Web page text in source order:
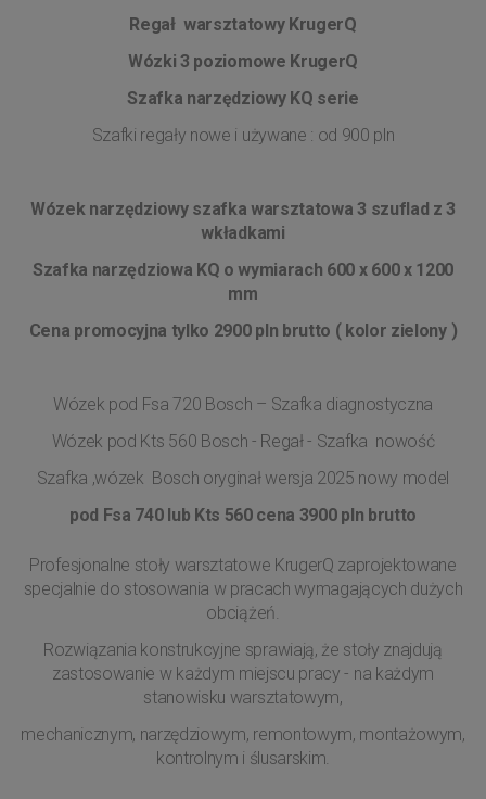
Regał warsztatowy KrugerQ
Wózki 3 poziomowe KrugerQ
Szafka narzędziowy KQ serie
Szafki regały nowe i używane : od 900 pln
Wózek narzędziowy szafka warsztatowa 3 szuflad z 3
wkładkami
Szafka narzędziowa KQ o wymiarach 600 x 600 x 1200
mm
Cena promocyjna tylko 2900 pln brutto ( kolor zielony )
Wózek pod Fsa 720 Bosch – Szafka diagnostyczna
Wózek pod Kts 560 Bosch - Regał - Szafka nowość
Szafka ,wózek Bosch oryginał wersja 2025 nowy model
pod Fsa 740 lub Kts 560 cena 3900 pln brutto
Profesjonalne stoły warsztatowe KrugerQ zaprojektowane
specjalnie do stosowania w pracach wymagających dużych
obciążeń.
Rozwiązania konstrukcyjne sprawiają, że stoły znajdują
zastosowanie w każdym miejscu pracy - na każdym
stanowisku warsztatowym,
mechanicznym, narzędziowym, remontowym, montażowym,
kontrolnym i ślusarskim.